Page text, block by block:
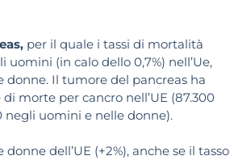
per il quale i tassi di mortalità
(in calo dello 0,7%) nell’Ue,
donne. Il tumore del pancreas ha
morte per cancro nell’UE (87.300
negli uomini e nelle donne).
dell’UE (+2%), anche se il tasso